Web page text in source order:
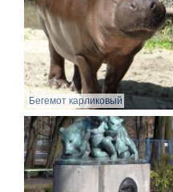
Бегемот карликовый